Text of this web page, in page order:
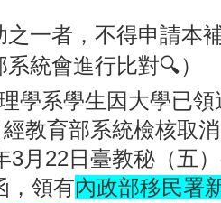
之一者，不得申請本
統會進行比對🔍️）
學系學生因大學已
經教育部系統檢核取
3月22日臺教秘（五
，領有內政部移民署